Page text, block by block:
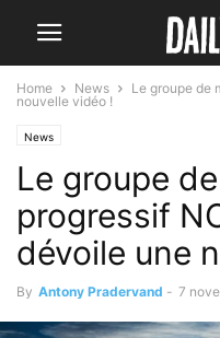
Home News
Le groupe de
nouvelle vidéo !
News
Le groupe
progressif
dévoile une
By Antony Pradervand - 7